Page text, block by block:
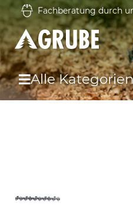
Fachberatung durch
Alle